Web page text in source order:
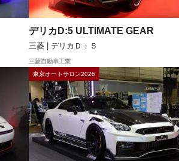
デリカD:5 ULTIMATE GEAR
三菱 | デリカＤ：５
三菱自動車工業
東京オートサロン2026